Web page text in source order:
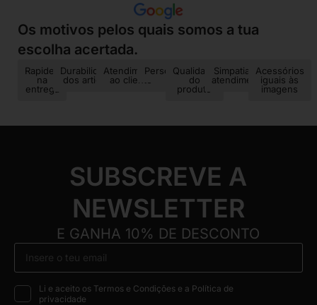
Os motivos pelos quais somos a tua
escolha acertada.
Rapidez
na
entrega
Durabilidade
dos artigos
Atendimento
ao cliente
Personalização
Qualidade
do
produto
Simpatia no
atendimento
Acessórios
iguais às
imagens
SUBSCREVE A
NEWSLETTER
E GANHA 10% DE DESCONTO
Li e aceito os Termos e Condições e a Política de
privacidade